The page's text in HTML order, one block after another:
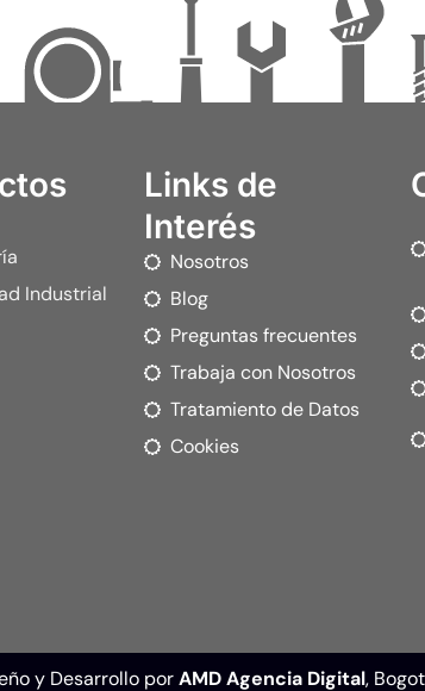
Industrial
Links de
Interés
Nosotros
Blog
Preguntas frecuentes
Trabaja con Nosotros
Tratamiento de Datos
Cookies
y Desarrollo porAMD Agencia Digital,